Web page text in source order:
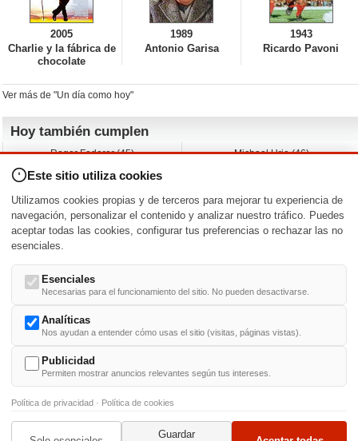
2005
Charlie y la fábrica de
chocolate
1989
Antonio Garisa
1943
Ricardo Pavoni
Ver más de "Un día como hoy"
Hoy también cumplen
Roger Federer (45)
Dustin Hoffman (89)
Martin Brest (75)
Adam Roarke (89)
Michael Urie (46)
Jimmy Jean-Louis (58)
Ken Baumann (37)
Nacimientos y estrenos en la fecha
DD/MM /
-U- V- W- X - -
© 1999-2014. Todos los derechos reservados.Condiciones de uso
Este sitio utiliza cookies
Utilizamos cookies propias y de terceros para mejorar tu experiencia de
navegación, personalizar el contenido y analizar nuestro tráfico. Puedes
aceptar todas las cookies, configurar tus preferencias o rechazar las no
esenciales.
Esenciales
Necesarias para el funcionamiento del sitio. No pueden desactivarse.
Analíticas
Nos ayudan a entender cómo usas el sitio (visitas, páginas vistas).
Publicidad
Permiten mostrar anuncios relevantes según tus intereses.
Política de privacidad · Política de cookies
Guardar